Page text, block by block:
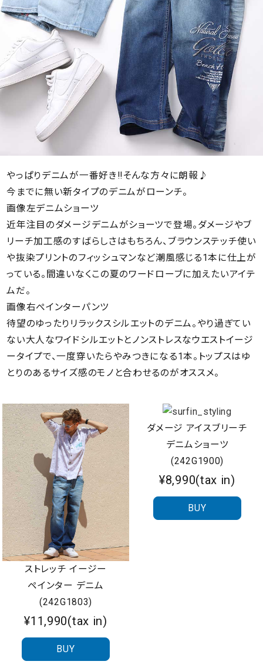
やっぱりデニムが一番好き!!そんな方々に朗報♪
今までに無い新タイプのデニムがローンチ。
画像左デニムショーツ
近年注目のダメージデニムがショーツで登場。ダメージやブ
リーチ加工感のすばらしさはもちろん、ブラウンステッチ使い
や抜染プリントのフィッシュマンなど潮風感じる1本に仕上が
っている。間違いなくこの夏のワードローブに加えたいアイテ
ムだ。
画像右ぺインターパンツ
待望のゆったりリラックスシルエットのデニム。やり過ぎてい
ない大人なワイドシルエットとノンストレスなウエストイージ
ータイプで、一度穿いたらやみつきになる1本。トップスはゆ
とりのあるサイズ感のモノと合わせるのがオススメ。
ストレッチ イージー
ペインター デニム
(242G1803)
¥11,990(tax in)
BUY
ダメージ アイスブリーチ
デニムショーツ
(242G1900)
¥8,990(tax in)
BUY